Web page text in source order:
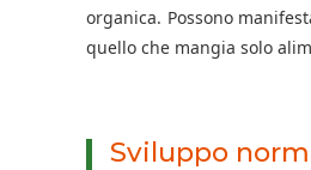
organica. Possono
quello che mangia solo
Sviluppo